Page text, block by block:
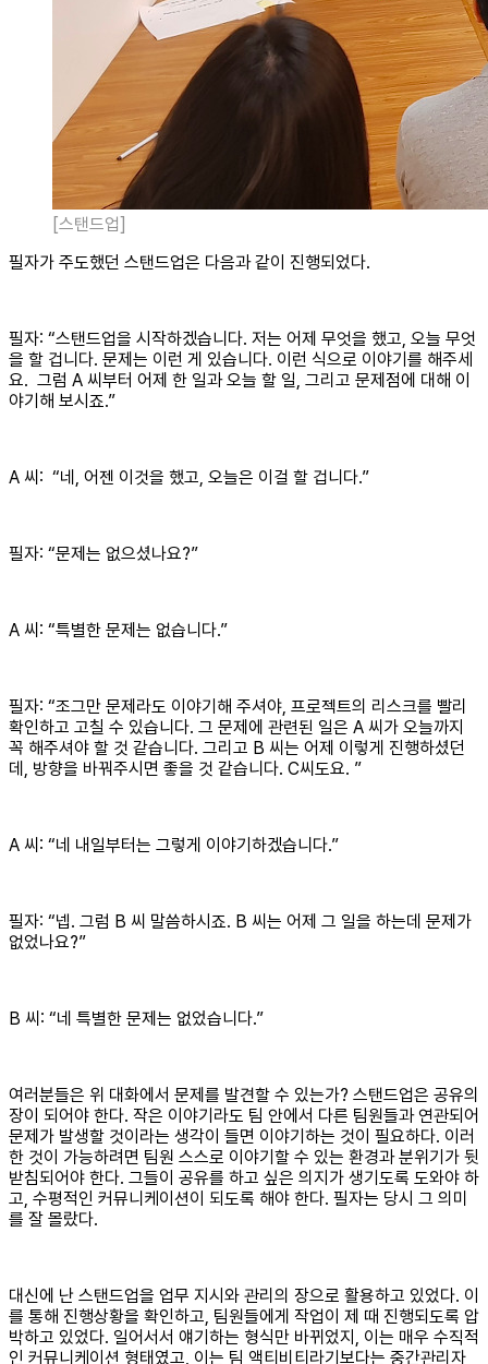
[스탠드업]
필자가 주도했던 스탠드업은 다음과 같이 진행되었다.
필자: “스탠드업을 시작하겠습니다. 저는 어제 무엇을 했고, 오늘 무엇
을 할 겁니다. 문제는 이런 게 있습니다. 이런 식으로 이야기를 해주세
요. 그럼 A 씨부터 어제 한 일과 오늘 할 일, 그리고 문제점에 대해 이
야기해 보시죠.”
A 씨: “네, 어젠 이것을 했고, 오늘은 이걸 할 겁니다.”
필자: “문제는 없으셨나요?”
A 씨: “특별한 문제는 없습니다.”
필자: “조그만 문제라도 이야기해 주셔야, 프로젝트의 리스크를 빨리
확인하고 고칠 수 있습니다. 그 문제에 관련된 일은 A 씨가 오늘까지
꼭 해주셔야 할 것 같습니다. 그리고 B 씨는 어제 이렇게 진행하셨던
데, 방향을 바꿔주시면 좋을 것 같습니다. C씨도요. ”
A 씨: “네 내일부터는 그렇게 이야기하겠습니다.”
필자: “넵. 그럼 B 씨 말씀하시죠. B 씨는 어제 그 일을 하는데 문제가
없었나요?”
B 씨: “네 특별한 문제는 없었습니다.”
여러분들은 위 대화에서 문제를 발견할 수 있는가? 스탠드업은 공유의
장이 되어야 한다. 작은 이야기라도 팀 안에서 다른 팀원들과 연관되어
문제가 발생할 것이라는 생각이 들면 이야기하는 것이 필요하다. 이러
한 것이 가능하려면 팀원 스스로 이야기할 수 있는 환경과 분위기가 뒷
받침되어야 한다. 그들이 공유를 하고 싶은 의지가 생기도록 도와야 하
고, 수평적인 커뮤니케이션이 되도록 해야 한다. 필자는 당시 그 의미
를 잘 몰랐다.
대신에 난 스탠드업을 업무 지시와 관리의 장으로 활용하고 있었다. 이
를 통해 진행상황을 확인하고, 팀원들에게 작업이 제 때 진행되도록 압
박하고 있었다. 일어서서 얘기하는 형식만 바뀌었지, 이는 매우 수직적
인 커뮤니케이션 형태였고, 이는 팀 액티비티라기보다는 중간관리자